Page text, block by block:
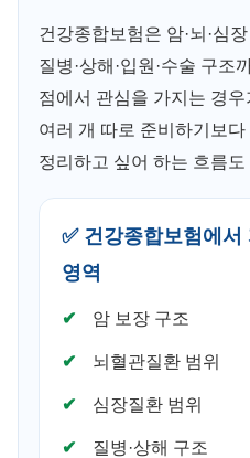
건강종합보험은 암·뇌·심
질병·상해·입원·수술 구조
점에서 관심을 가지는 경
여러 개 따로 준비하기보
정리하고 싶어 하는 흐름도
✅ 건강종합보험에
영역
암 보장 구조
뇌혈관질환 범위
심장질환 범위
질병·상해 구조